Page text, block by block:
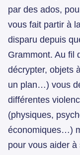
par des ados,
vous fait partir à
disparu depuis
Grammont. Au fil
décrypter, objets
un plan…) vous
différentes
(physiques,
économiques…)
pour vous aider